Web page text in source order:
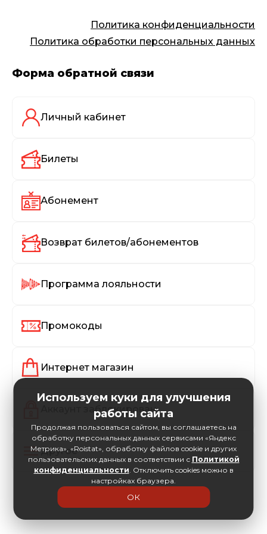
Политика конфиденциальности
Политика обработки персональных данных
Форма обратной связи
Личный кабинет
Билеты
Абонемент
Возврат билетов/абонементов
Программа лояльности
Промокоды
Интернет магазин
Аккаунт заблокирован
Другое
Используем куки для улучшения
работы сайта
Продолжая пользоваться сайтом, вы соглашаетесь на
обработку персональных данных сервисами «Яндекс
Метрика», «Roistat», обработку файлов cookie и других
пользовательских данных в соответствии с Политикой
конфиденциальности. Отключить cookies можно в
настройках браузера.
ОК